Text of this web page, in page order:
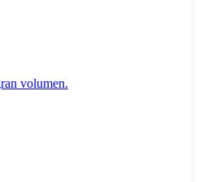
volumen.